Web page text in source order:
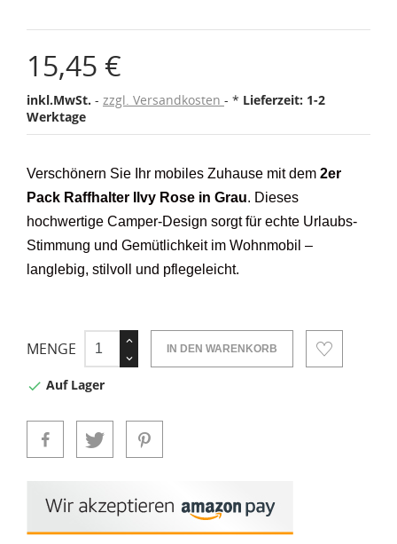
15,45 €
inkl.MwSt. zzgl. Versandkosten * Lieferzeit: 1-2
Werktage
Verschönern Sie Ihr mobiles Zuhause mit dem 2er
Pack Raffhalter Ilvy Rose in Grau. Dieses
hochwertige Camper-Design sorgt für echte Urlaubs-
Stimmung und Gemütlichkeit im Wohnmobil –
langlebig, stilvoll und pflegeleicht.
MENGE IN DEN WARENKORB
 Auf Lager